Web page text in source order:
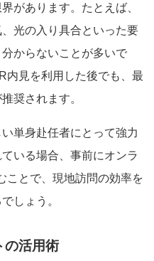
があります。たとえば、
光の入り具合といった要
からないことが多いで
内見を利用した後でも、最
奨されます。
単身赴任者にとって強力
いる場合、事前にオンラ
ことで、現地訪問の効率を
しょう。
の活用術